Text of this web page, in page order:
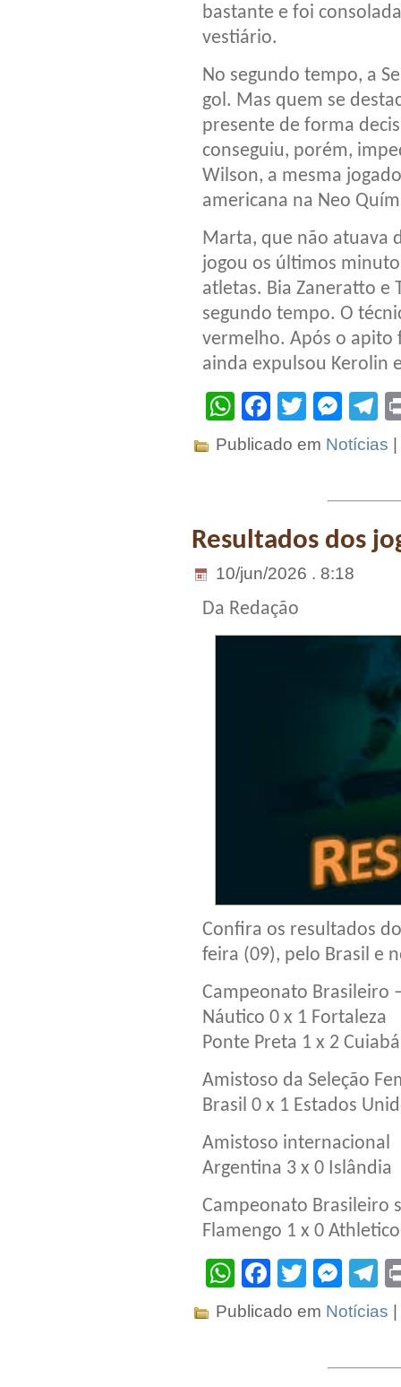
bastante e foi
vestiário.
No segundo tempo, a
gol. Mas quem se
presente de forma
conseguiu, porém,
Wilson, a mesma
americana na Neo
Marta, que não atuava
jogou os últimos
atletas. Bia Zaneratto e
segundo tempo. O
vermelho. Após o apito
ainda expulsou Kerolin
WhatsApp
Facebook
Twitter
Publicado em Notícias
Resultados dos
10/jun/2026 . 8:18
Da Redação
Confira os resultados
feira (09), pelo Brasil e
Campeonato Brasileiro
Náutico 0 x 1 Fortaleza
Ponte Preta 1 x 2 Cuiabá
Amistoso da Seleção
Brasil 0 x 1 Estados
Amistoso internacional
Argentina 3 x 0 Islândia
Campeonato Brasileiro
Flamengo 1 x 0
WhatsApp
Facebook
Twitter
Publicado em Notícias |